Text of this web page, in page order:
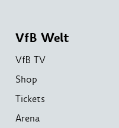
VfB Welt
VfB TV
Shop
Tickets
Arena